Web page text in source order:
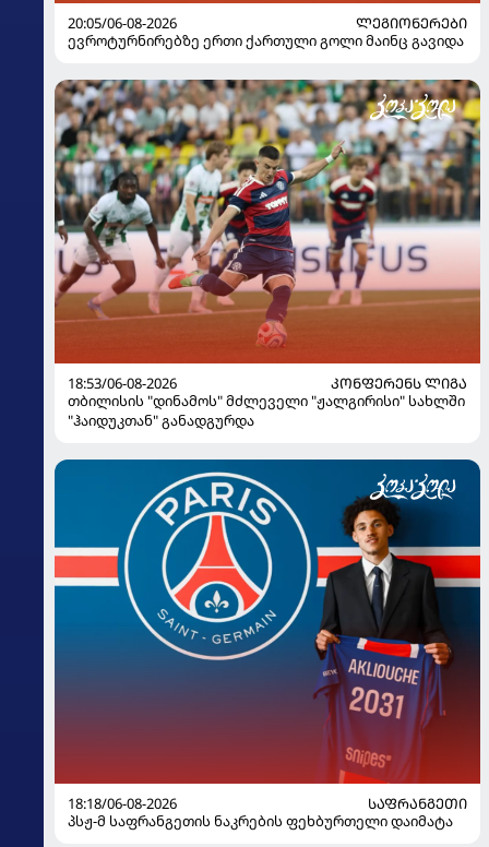
20:05/06-08-2026
ᲚᲔᲒᲘᲝᲜᲔᲠᲔᲑᲘ
ევროტურნირებზე ერთი ქართული გოლი მაინც გავიდა
18:53/06-08-2026
ᲙᲝᲜᲤᲔᲠᲔᲜᲡ ᲚᲘᲒᲐ
თბილისის "დინამოს" მძლეველი "ჟალგირისი" სახლში
"ჰაიდუკთან" განადგურდა
18:18/06-08-2026
ᲡᲐᲤᲠᲐᲜᲒᲔᲗᲘ
პსჟ-მ საფრანგეთის ნაკრების ფეხბურთელი დაიმატა